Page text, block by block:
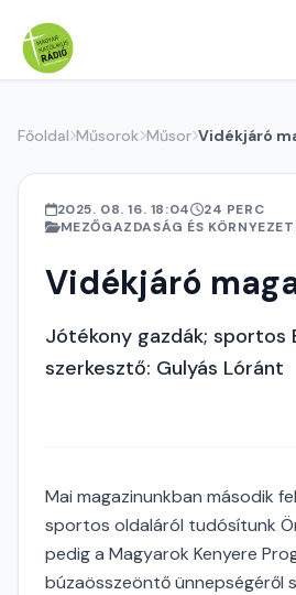
Főoldal Műsorok Műsor Vidékjáró
2025. 08. 16. 18:04
24 PERC
MEZŐGAZDASÁG ÉS
Vidékjáró
Jótékony gazdák; sportos
szerkesztő: Gulyás Lóránt
Mai magazinunkban második
sportos oldaláról tudósítunk
pedig a Magyarok Kenyere
búzaösszeöntő ünnepségéről